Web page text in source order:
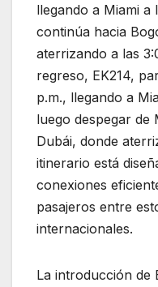
llegando a Miami a
continúa hacia
aterrizando a las
regreso, EK214,
p.m., llegando a
luego despegar de
Dubái, donde
itinerario está
conexiones
pasajeros entre
internacionales.
La introducción de